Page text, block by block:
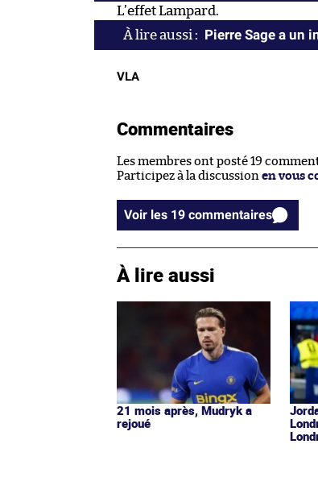
L’effet Lampard.
Pierre Sage a un
VLA
Commentaires
Les membres ont posté 19
Participez à la discussion en vous
Voir les 19 commentaires
À lire aussi
21 mois après, Mudryk a
rejoué